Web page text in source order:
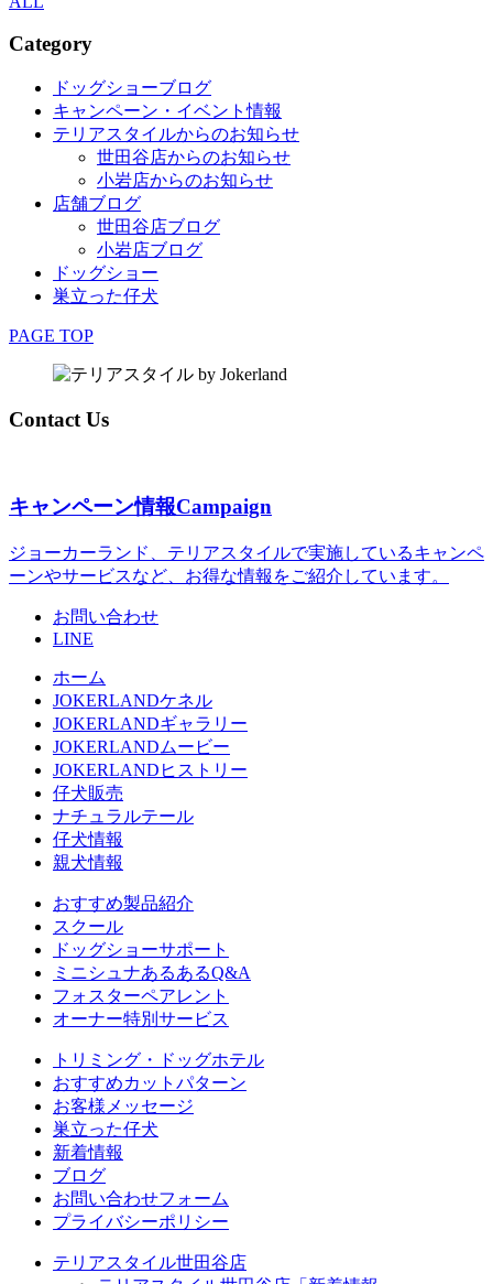
Category
ドッグショーブログ
キャンペーン・イベント情報
テリアスタイルからのお知らせ
世田谷店からのお知らせ
小岩店からのお知らせ
店舗ブログ
世田谷店ブログ
小岩店ブログ
ドッグショー
巣立った仔犬
PAGE TOP
Contact Us
キャンペーン情報Campaign
ジョーカーランド、テリアスタイルで実施しているキャンペ
ーンやサービスなど、お得な情報をご紹介しています。
お問い合わせ
LINE
ホーム
JOKERLANDケネル
JOKERLANDギャラリー
JOKERLANDムービー
JOKERLANDヒストリー
仔犬販売
ナチュラルテール
仔犬情報
親犬情報
おすすめ製品紹介
スクール
ドッグショーサポート
ミニシュナあるあるQ&A
フォスターペアレント
オーナー特別サービス
トリミング・ドッグホテル
おすすめカットパターン
お客様メッセージ
巣立った仔犬
新着情報
ブログ
お問い合わせフォーム
プライバシーポリシー
テリアスタイル世田谷店